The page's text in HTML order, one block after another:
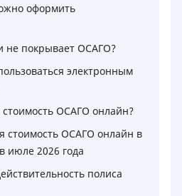
оформить
не покрывает ОСАГО?
электронным
стоимость ОСАГО онлайн?
стоимость ОСАГО онлайн в
июле 2026 года
полиса